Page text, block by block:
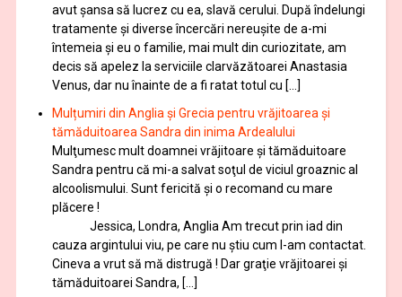
avut șansa să lucrez cu ea, slavă cerului. După îndelungi
tratamente şi diverse încercări nereușite de a-mi
întemeia şi eu o familie, mai mult din curiozitate, am
decis să apelez la serviciile clarvăzătoarei Anastasia
Venus, dar nu înainte de a fi ratat totul cu […]
Mulțumiri din Anglia și Grecia pentru vrăjitoarea și
tămăduitoarea Sandra din inima Ardealului
Mulţumesc mult doamnei vrăjitoare și tămăduitoare
Sandra pentru că mi-a salvat soţul de viciul groaznic al
alcoolismului. Sunt fericită și o recomand cu mare
plăcere !
Jessica, Londra, Anglia Am trecut prin iad din
cauza argintului viu, pe care nu știu cum l-am contactat.
Cineva a vrut să mă distrugă ! Dar graţie vrăjitoarei și
tămăduitoarei Sandra, […]